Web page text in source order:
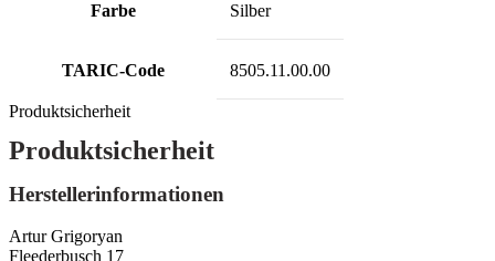
Farbe Silber
TARIC-Code 8505.11.00.00
Produktsicherheit
Produktsicherheit
Herstellerinformationen
Artur Grigoryan
Fleederbusch 17